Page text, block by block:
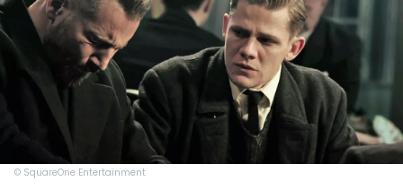
© SquareOne Entertainment